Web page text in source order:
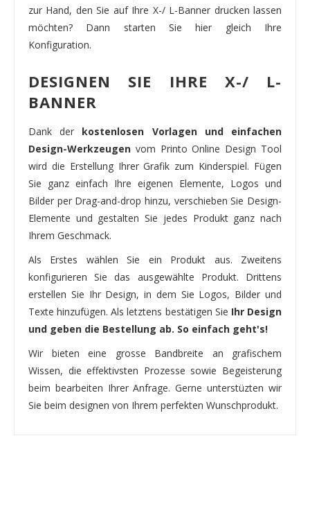
zur Hand, den Sie auf Ihre X-/ L-Banner drucken lassen
möchten? Dann starten Sie hier gleich Ihre
Konfiguration.
DESIGNEN SIE IHRE X-/ L-
BANNER
Dank der kostenlosen Vorlagen und einfachen
Design-Werkzeugen vom Printo Online Design Tool
wird die Erstellung Ihrer Grafik zum Kinderspiel. Fügen
Sie ganz einfach Ihre eigenen Elemente, Logos und
Bilder per Drag-and-drop hinzu, verschieben Sie Design-
Elemente und gestalten Sie jedes Produkt ganz nach
Ihrem Geschmack.
Als Erstes wählen Sie ein Produkt aus. Zweitens
konfigurieren Sie das ausgewählte Produkt. Drittens
erstellen Sie Ihr Design, in dem Sie Logos, Bilder und
Texte hinzufügen. Als letztens bestätigen Sie Ihr Design
und geben die Bestellung ab. So einfach geht's!
Wir bieten eine grosse Bandbreite an grafischem
Wissen, die effektivsten Prozesse sowie Begeisterung
beim bearbeiten Ihrer Anfrage. Gerne unterstüzten wir
Sie beim designen von Ihrem perfekten Wunschprodukt.